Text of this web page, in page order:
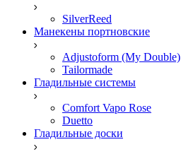
SilverReed
Манекены портновские
Adjustoform (My Double)
Tailormade
Гладильные системы
Comfort Vapo Rose
Duetto
Гладильные доски